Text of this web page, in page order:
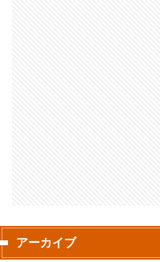
アーカイブ